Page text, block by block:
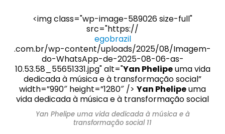
<img class="wp-image-589026 size-full"
src="https://
egobrazil
.com.br/wp-content/uploads/2025/08/Imagem-
do-WhatsApp-de-2025-08-06-as-
10.53.58_55651331.jpg" alt="Yan Phelipeuma vida
dedicada à música e à transformação social”
width=”990″ height=”1280″ /> Yan Phelipeuma
vida dedicada à música e à transformação social
Yan Phelipe uma vida dedicada à música e à
transformação social 11